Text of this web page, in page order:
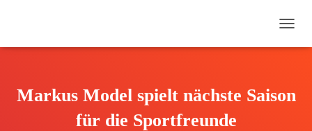
A
A
Markus Model spielt nächste Saison
für die Sportfreunde